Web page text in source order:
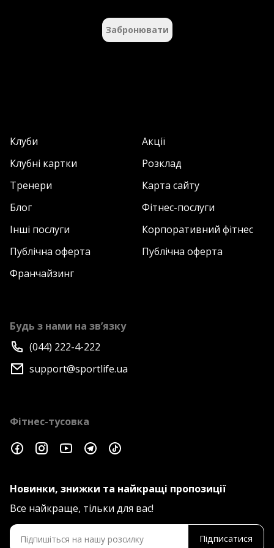
Забронювати
Клуби
Акції
Клубні картки
Розклад
Тренери
Карта сайту
Блог
Фітнес-послуги
Інші послуги
Корпоративний фітнес
Публічна оферта
Публічна оферта
Франчайзинг
Будь з нами на зв’язку
(044) 222-4-222
support@sportlife.ua
Фітнес-тусовка
Новинки, знижки та найкращі пропозиції
Все найкраще, тільки для вас!
Підписатися